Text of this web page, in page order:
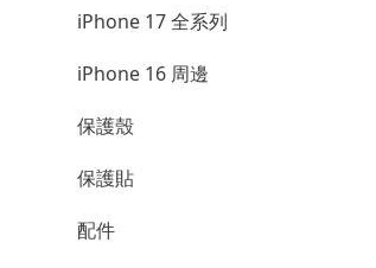
iPhone 17 全系列
iPhone 16 周邊
保護殼
保護貼
配件